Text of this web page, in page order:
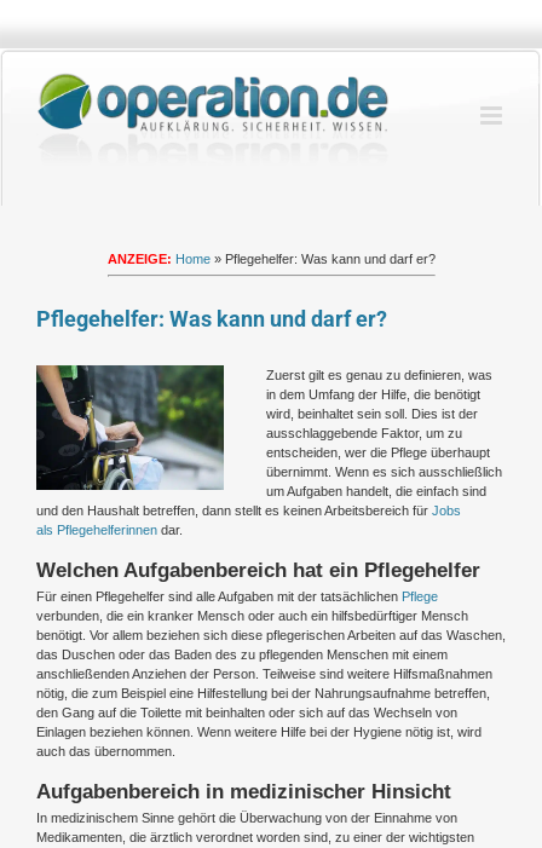
springen
ANZEIGE: Home» Pflegehelfer: Was kann und darf er?
Pflegehelfer: Was kann und darf er?
Zeige
grösseres
Bild
Zuerst gilt es genau zu definieren, was
in dem Umfang der Hilfe, die benötigt
wird, beinhaltet sein soll. Dies ist der
ausschlaggebende Faktor, um zu
entscheiden, wer die Pflege überhaupt
übernimmt. Wenn es sich ausschließlich
um Aufgaben handelt, die einfach sind
und den Haushalt betreffen, dann stellt es keinen Arbeitsbereich für Jobs
als Pflegehelferinnen dar.
Welchen Aufgabenbereich hat ein Pflegehelfer
Für einen Pflegehelfer sind alle Aufgaben mit der tatsächlichen Pflege
verbunden, die ein kranker Mensch oder auch ein hilfsbedürftiger Mensch
benötigt. Vor allem beziehen sich diese pflegerischen Arbeiten auf das Waschen,
das Duschen oder das Baden des zu pflegenden Menschen mit einem
anschließenden Anziehen der Person. Teilweise sind weitere Hilfsmaßnahmen
nötig, die zum Beispiel eine Hilfestellung bei der Nahrungsaufnahme betreffen,
den Gang auf die Toilette mit beinhalten oder sich auf das Wechseln von
Einlagen beziehen können. Wenn weitere Hilfe bei der Hygiene nötig ist, wird
auch das übernommen.
Aufgabenbereich in medizinischer Hinsicht
In medizinischem Sinne gehört die Überwachung von der Einnahme von
Medikamenten, die ärztlich verordnet worden sind, zu einer der wichtigsten